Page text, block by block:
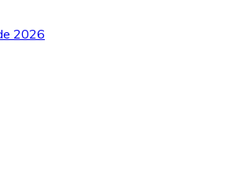
2026